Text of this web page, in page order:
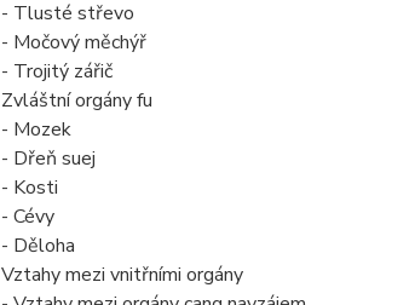
- Tlusté střevo
- Močový měchýř
- Trojitý zářič
Zvláštní orgány fu
- Mozek
- Dřeň suej
- Kosti
- Cévy
- Děloha
Vztahy mezi vnitřními orgány